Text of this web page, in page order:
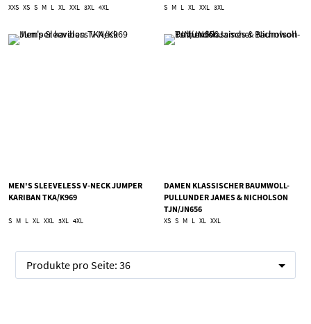
XXS XS S M L XL XXL 3XL 4XL S M L XL XXL 3XL
MEN'S SLEEVELESS V-NECK JUMPER
KARIBAN TKA/K969
S M L XL XXL 3XL 4XL
DAMEN KLASSISCHER BAUMWOLL-
PULLUNDER JAMES & NICHOLSON
TJN/JN656
XS S M L XL XXL
Produkte pro Seite: 36